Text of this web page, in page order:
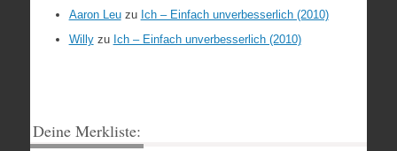
Aaron Leuzu Ich – Einfach unverbesserlich (2010)
Willyzu Ich – Einfach unverbesserlich (2010)
Deine Merkliste: